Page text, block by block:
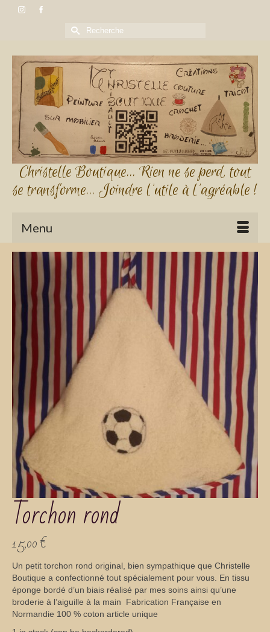
Rechercher :
Christelle Boutique... Rien ne se perd, tout
se transforme... Joindre l'utile à l'agréable !
Menu
Torchon rond
15,00€
Un petit torchon rond original, bien sympathique que Christelle
Boutique a confectionné tout spécialement pour vous. En tissu
éponge bordé d’un biais réalisé par mes soins ainsi qu’une
broderie à l’aiguille à la main Fabrication Française en
Normandie 100 % coton article unique